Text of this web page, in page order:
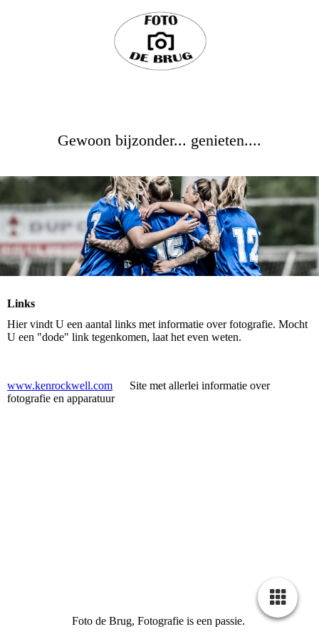
Gewoon bijzonder... genieten....
Links
Hier vindt U een aantal links met informatie over fotografie. Mocht
U een "dode" link tegenkomen, laat het even weten.
www.kenrockwell.com Site met allerlei informatie over
fotografie en apparatuur
Foto de Brug, Fotografie is een passie.